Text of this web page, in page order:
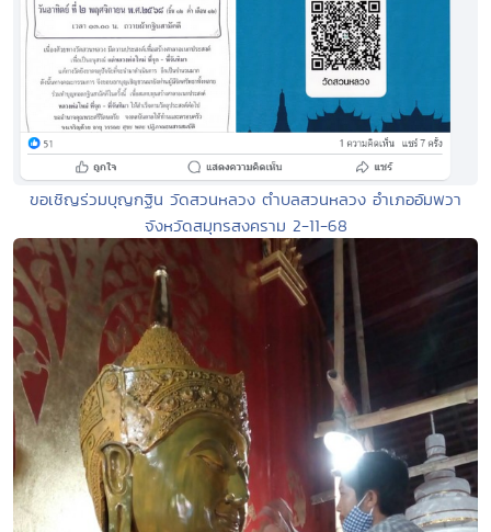
ขอเชิญร่วมบุญกฐิน วัดสวนหลวง ตำบลสวนหลวง อำเภออัมพวา
จังหวัดสมุทรสงคราม 2-11-68